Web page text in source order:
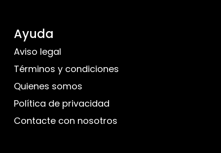
Ayuda
Aviso legal
Términos y condiciones
Quienes somos
Política de privacidad
Contacte con nosotros